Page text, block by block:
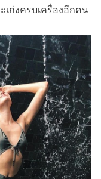
เก่งครบเครื่องอีกคน